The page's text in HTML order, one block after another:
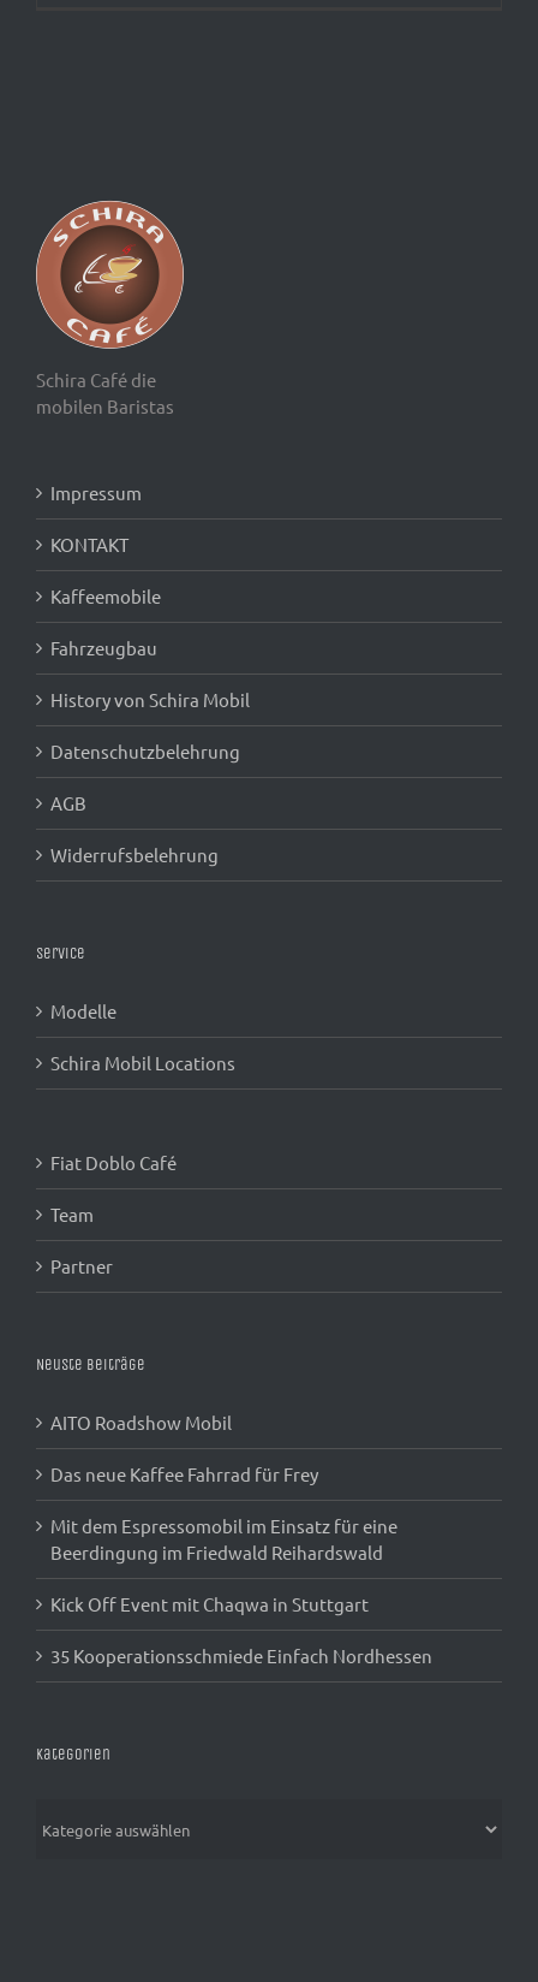
Schira Café die
mobilen Baristas
Impressum
KONTAKT
Kaffeemobile
Fahrzeugbau
History von Schira Mobil
Datenschutzbelehrung
AGB
Widerrufsbelehrung
Service
Modelle
Schira Mobil Locations
Fiat Doblo Café
Team
Partner
Neuste Beiträge
AITO Roadshow Mobil
Das neue Kaffee Fahrrad für Frey
Mit dem Espressomobil im Einsatz für eine
Beerdingung im Friedwald Reihardswald
Kick Off Event mit Chaqwa in Stuttgart
35 Kooperationsschmiede Einfach Nordhessen
Kategorien